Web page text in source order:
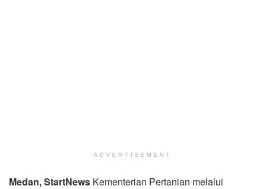
ADVERTISEMENT
Medan, StartNews Kementerian Pertanian melalui